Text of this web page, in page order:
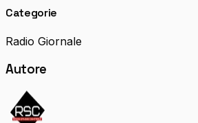
Categorie
Radio Giornale
Autore